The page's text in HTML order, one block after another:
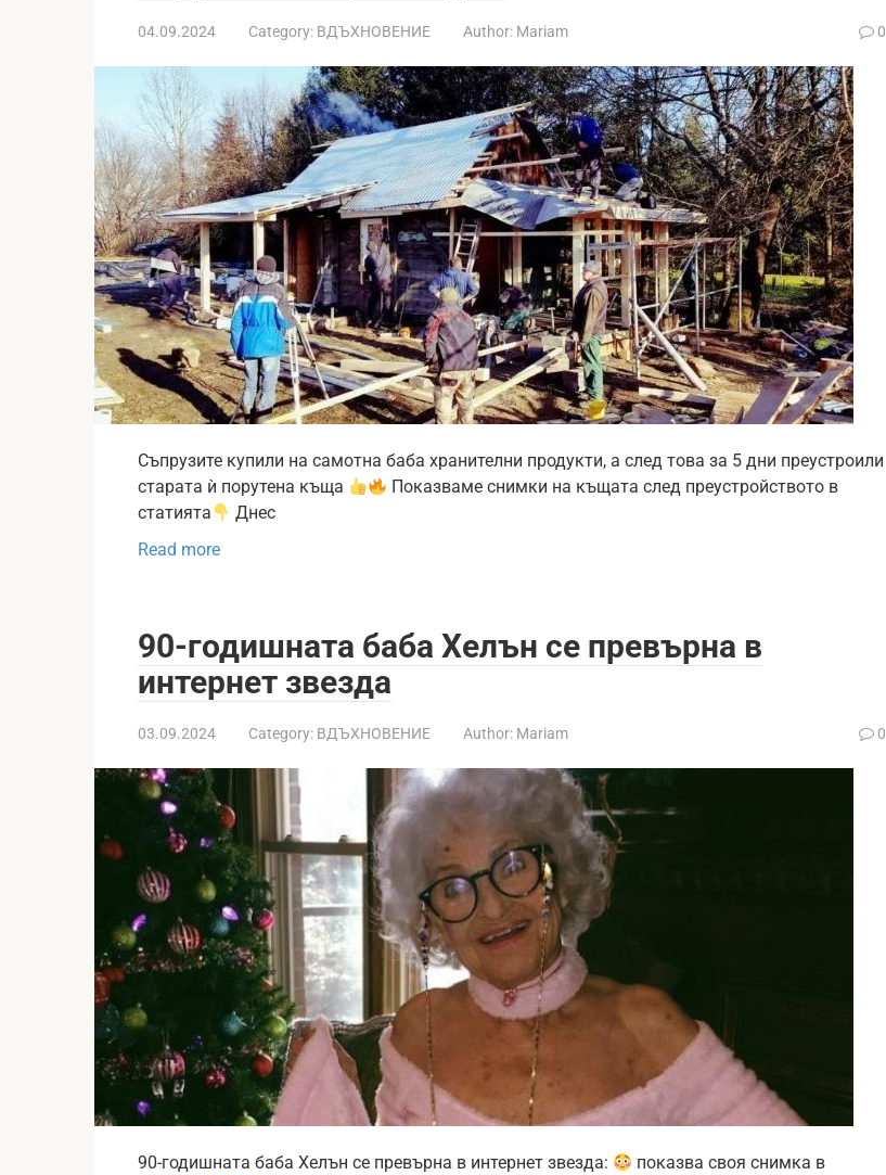
04.09.2024 Category: ВДЪХНОВЕНИЕ Author: Mariam 0
Съпрузите купили на самотна баба хранителни продукти, а след това за 5 дни преустроили
старата ѝ порутена къща
Показваме снимки на къщата след преустройството в
статията
Днес
Read more
90-годишната баба Хелън се превърна в
интернет звезда
03.09.2024 Category: ВДЪХНОВЕНИЕ Author: Mariam 0
90-годишната баба Хелън се превърна в интернет звезда:
показва своя снимка в